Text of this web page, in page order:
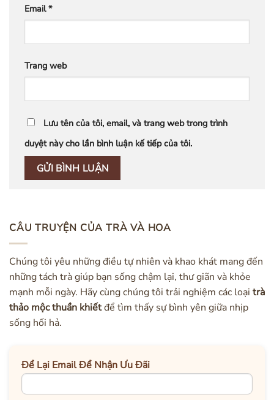
Email*
Trang web
Lưu tên của tôi, email, và trang web trong trình
duyệt này cho lần bình luận kế tiếp của tôi.
CÂU TRUYỆN CỦA TRÀ VÀ HOA
Chúng tôi yêu những điều tự nhiên và khao khát mang đến
những tách trà giúp bạn sống chậm lại, thư giãn và khỏe
mạnh mỗi ngày. Hãy cùng chúng tôi trải nghiệm các loại trà
thảo mộc thuần khiếtđể tìm thấy sự bình yên giữa nhịp
sống hối hả.
Để Lại Email Để Nhận Ưu Đãi